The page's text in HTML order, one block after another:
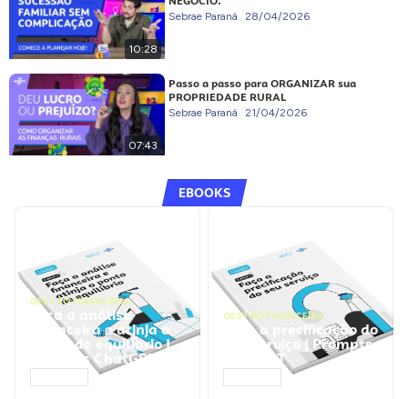
10:28
Sebrae Paraná 28/04/2026
07:43
Passo a passo para ORGANIZAR sua
PROPRIEDADE RURAL
Sebrae Paraná 21/04/2026
EBOOKS
GESTÃO FINANCEIRA
Faça a análise
financeira e atinja o
ponto de equilíbrio |
Prompts ChatGPT
GESTÃO FINANCEIRA
Faça a precificação do
seu serviço | Prompts
ChatGPT